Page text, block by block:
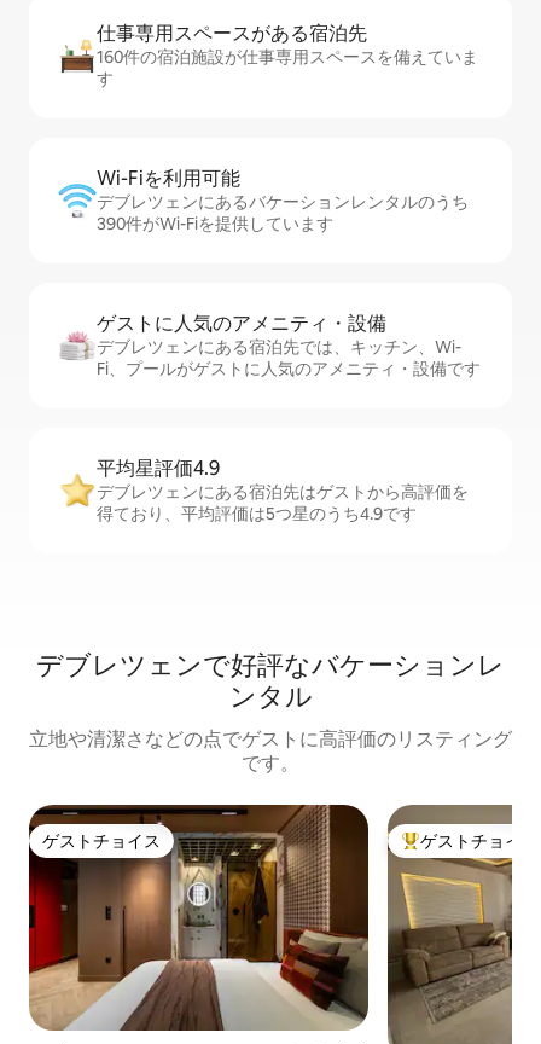
仕事専用ス⁠ペ⁠ー⁠スがあ⁠る宿⁠泊⁠先
160件の宿泊施設が仕事専用スペースを備えていま
す
Wi-Fiを利⁠用⁠可⁠能
デブレツェンにあるバケーションレンタルのうち
390件がWi-Fiを提供しています
ゲストに人⁠気⁠のア⁠メ⁠ニ⁠テ⁠ィ・設⁠備
デブレツェンにある宿泊先では、キッチン、Wi-
Fi、プールがゲストに人気のアメニティ・設備です
平均星評価4.9
デブレツェンにある宿泊先はゲストから高評価を
得ており、平均評価は5つ星のうち4.9です
デブレツェンで好評なバケーションレ
ンタル
立地や清潔さなどの点でゲストに高評価のリスティング
です。
ゲストチョイス
ゲストチョイス 大好評のゲスト
ゲストチョイス